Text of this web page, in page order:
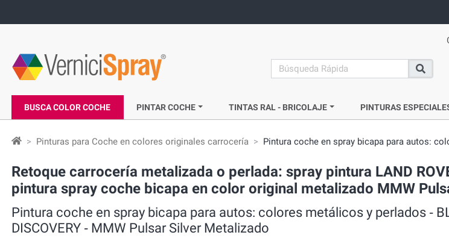
search
Buscar
BUSCA COLOR COCHE PINTAR COCHE TINTAS RAL - BRICOLAJE PINTURAS
Pinturas para Coche en colores originales carrocería Pintura coche en spray bicapa para autos:
Retoque carrocería metalizada o perlada: spray pintura LAND
pintura spray coche bicapa en color original metalizado MMW
Pintura coche en spray bicapa para autos: colores metálicos y perlados ‐
DISCOVERY ‐ MMW Pulsar Silver Metalizado